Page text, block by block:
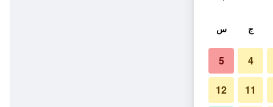
ج س
4
5
11
12